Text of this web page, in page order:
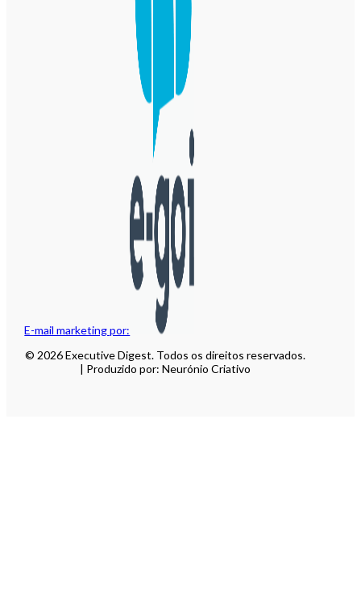
E-mail marketing por:
© 2026 Executive Digest. Todos os direitos reservados.
| Produzido por: Neurónio Criativo